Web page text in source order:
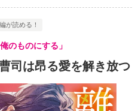
が読める！
のものにする」
司は昂る愛を解き放つ